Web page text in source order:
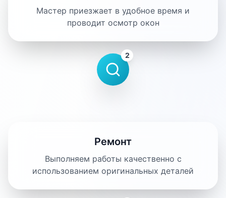
Мастер приезжает в удобное время и
проводит осмотр окон
2
Ремонт
Выполняем работы качественно с
использованием оригинальных деталей